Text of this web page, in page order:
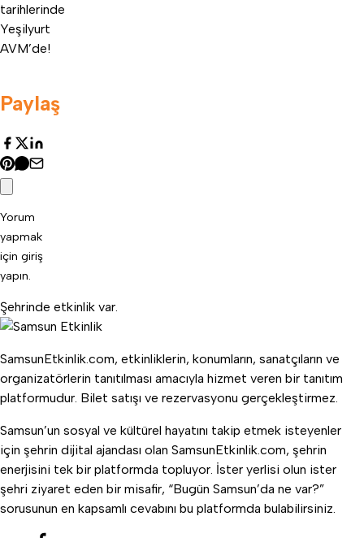
tarihlerinde
Yeşilyurt
AVM’de!
Paylaş
Yorum
yapmak
için giriş
yapın.
Şehrinde etkinlik var.
SamsunEtkinlik.com, etkinliklerin, konumların, sanatçıların ve
organizatörlerin tanıtılması amacıyla hizmet veren bir tanıtım
platformudur. Bilet satışı ve rezervasyonu gerçekleştirmez.
Samsun’un sosyal ve kültürel hayatını takip etmek isteyenler
için şehrin dijital ajandası olan SamsunEtkinlik.com, şehrin
enerjisini tek bir platformda topluyor. İster yerlisi olun ister
şehri ziyaret eden bir misafir, “Bugün Samsun’da ne var?”
sorusunun en kapsamlı cevabını bu platformda bulabilirsiniz.